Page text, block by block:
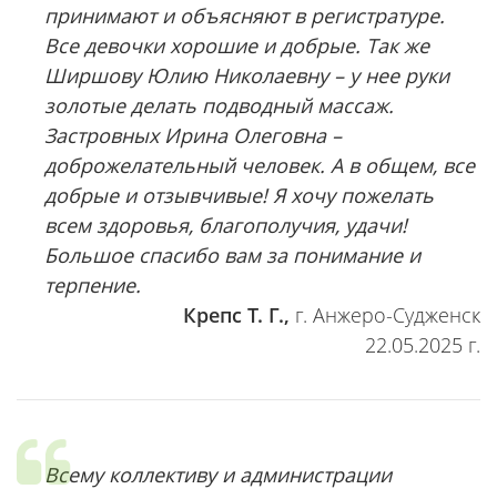
принимают и объясняют в регистратуре.
Все девочки хорошие и добрые. Так же
Ширшову Юлию Николаевну – у нее руки
золотые делать подводный массаж.
Застровных Ирина Олеговна –
доброжелательный человек. А в общем, все
добрые и отзывчивые! Я хочу пожелать
всем здоровья, благополучия, удачи!
Большое спасибо вам за понимание и
терпение.
Крепс Т. Г., г. Анжеро-Судженск
22.05.2025 г.
Всему коллективу и администрации